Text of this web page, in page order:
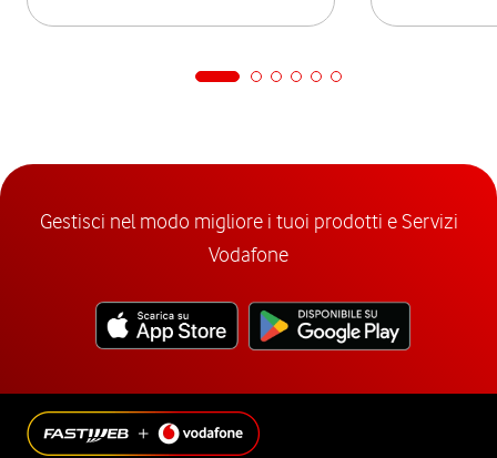
Gestisci nel modo migliore i tuoi prodotti e Servizi
Vodafone